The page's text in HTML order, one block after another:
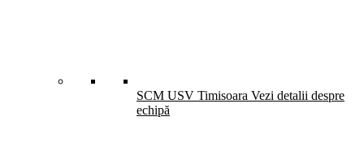
SCM USV Timisoara Vezi detalii despre
echipă